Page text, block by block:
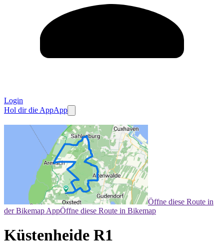
Login
Hol dir die AppApp
Öffne diese Route in
der Bikemap AppÖffne diese Route in Bikemap
Küstenheide R1